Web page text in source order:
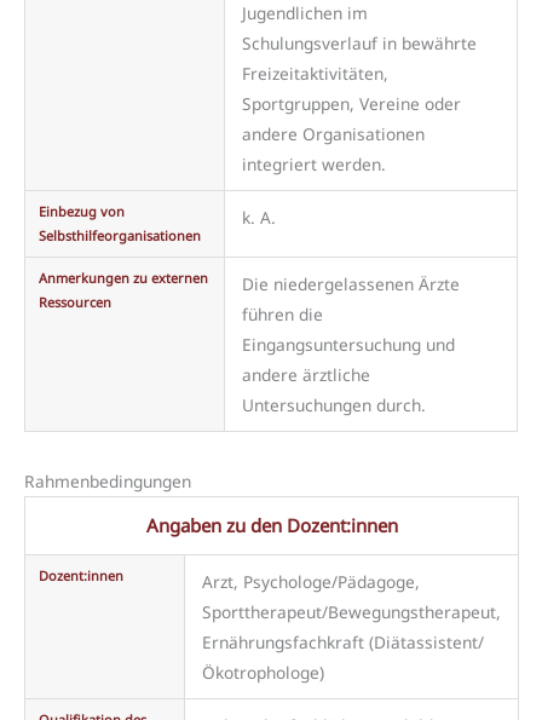
Jugendlichen im
Schulungsverlauf in bewährte
Freizeitaktivitäten,
Sportgruppen, Vereine oder
andere Organisationen
integriert werden.
Einbezug von
Selbsthilfeorganisationen
k. A.
Anmerkungen zu externen
Ressourcen
Die niedergelassenen Ärzte
führen die
Eingangsuntersuchung und
andere ärztliche
Untersuchungen durch.
Rahmenbedingungen
Angaben zu den Dozent:innen
Dozent:innen
Arzt, Psychologe/Pädagoge,
Sporttherapeut/Bewegungstherapeut,
Ernährungsfachkraft (Diätassistent/
Ökotrophologe)